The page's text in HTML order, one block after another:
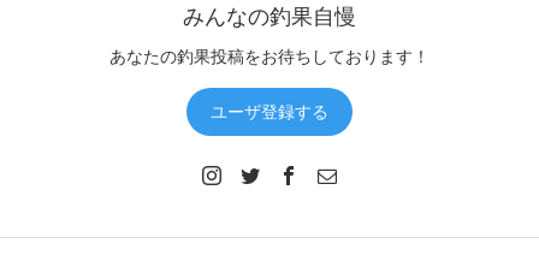
みんなの釣果自慢
あなたの釣果投稿をお待ちしております！
ユーザ登録する